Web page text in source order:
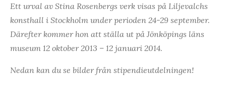
Ett urval av Stina Rosenbergs verk visas på Liljevalchs
konsthall i Stockholm under perioden 24-29 september.
Därefter kommer hon att ställa ut på Jönköpings läns
museum 12 oktober 2013 – 12 januari 2014.
Nedan kan du se bilder från stipendieutdelningen!